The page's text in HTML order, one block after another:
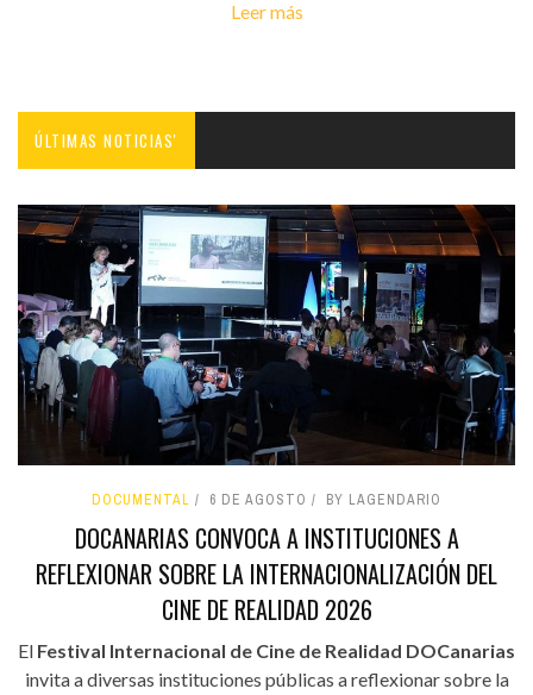
Leer más
ÚLTIMAS NOTICIAS'
DOCUMENTAL 6 DE AGOSTO BY LAGENDARIO
DOCANARIAS CONVOCA A INSTITUCIONES A
REFLEXIONAR SOBRE LA INTERNACIONALIZACIÓN DEL
CINE DE REALIDAD 2026
El Festival Internacional de Cine de Realidad DOCanarias
invita a diversas instituciones públicas a reflexionar sobre la